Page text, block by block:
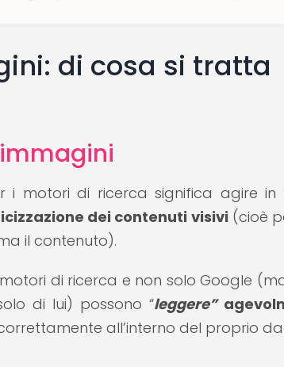
di cosa si tratta
immagini
i motori di ricerca significa agire
dei contenuti visivi (cioè
il contenuto).
di ricerca e non solo Google
di lui) possono “leggere”
all’interno del proprio